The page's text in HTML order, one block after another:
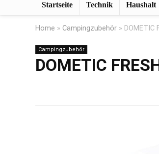
Startseite Technik Haushalt
Home » Campingzubehör » DOMETIC
Campingzubehör
DOMETIC